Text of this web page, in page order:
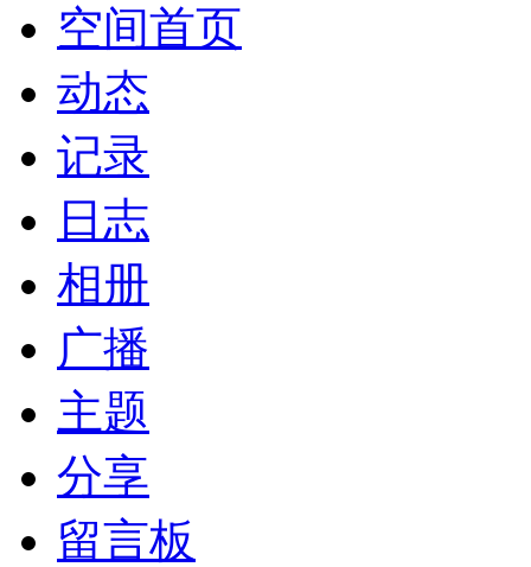
空间首页
动态
记录
日志
相册
广播
主题
分享
留言板